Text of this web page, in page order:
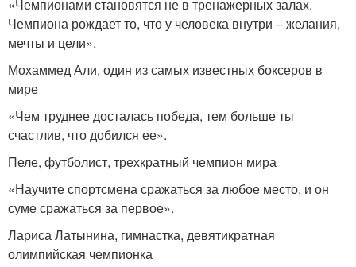
«Чемпионами становятся не в тренажерных залах.
Чемпиона рождает то, что у человека внутри – желания,
мечты и цели».
Мохаммед Али, один из самых известных боксеров в
мире
«Чем труднее досталась победа, тем больше ты
счастлив, что добился ее».
Пеле, футболист, трехкратный чемпион мира
«Научите спортсмена сражаться за любое место, и он
суме сражаться за первое».
Лариса Латынина, гимнастка, девятикратная
олимпийская чемпионка